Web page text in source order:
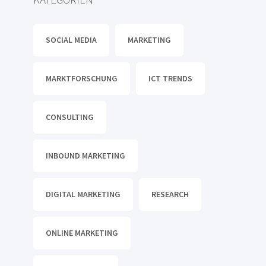
SOCIAL MEDIA MARKETING
MARKTFORSCHUNG ICT TRENDS
CONSULTING
INBOUND MARKETING
DIGITAL MARKETING RESEARCH
ONLINE MARKETING